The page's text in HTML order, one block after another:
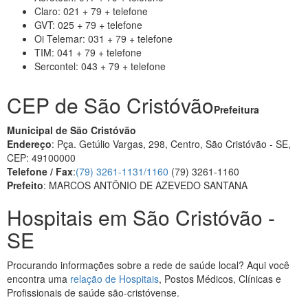
Claro: 021 + 79 + telefone
GVT: 025 + 79 + telefone
Oi Telemar: 031 + 79 + telefone
TIM: 041 + 79 + telefone
Sercontel: 043 + 79 + telefone
CEP de São CristóvãoPrefeitura
Municipal de São Cristóvão
Endereço: Pça. Getúlio Vargas, 298, Centro, São Cristóvão - SE,
CEP: 49100000
Telefone / Fax:(79) 3261-1131/1160 (79) 3261-1160
Prefeito: MARCOS ANTÔNIO DE AZEVEDO SANTANA
Hospitais em São Cristóvão -
SE
Procurando informações sobre a rede de saúde local? Aqui você
encontra uma relação de Hospitais, Postos Médicos, Clínicas e
Profissionais de saúde são-cristóvense.